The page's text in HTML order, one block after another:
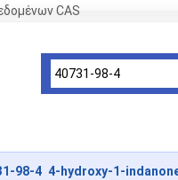
CAS
98-4 4-hydroxy-1-